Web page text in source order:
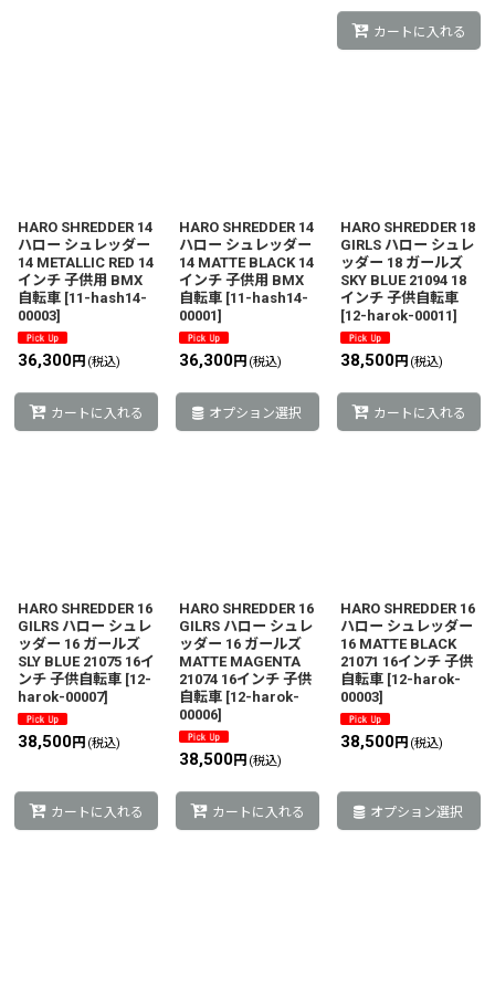
カートに入れる
HARO SHREDDER 14
ハロー シュレッダー
14 METALLIC RED 14
インチ 子供用 BMX
自転車 [11-hash14-
00003]
36,300円 (税込)
カートに入れる
HARO SHREDDER 14
ハロー シュレッダー
14 MATTE BLACK 14
インチ 子供用 BMX
自転車 [11-hash14-
00001]
36,300円 (税込)
オプション選択
HARO SHREDDER 18
GIRLS ハロー シュレ
ッダー 18 ガールズ
SKY BLUE 21094 18
インチ 子供自転車
[12-harok-00011]
38,500円 (税込)
カートに入れる
HARO SHREDDER 16
GILRS ハロー シュレ
ッダー 16 ガールズ
SLY BLUE 21075 16イ
ンチ 子供自転車 [12-
harok-00007]
38,500円 (税込)
カートに入れる
HARO SHREDDER 16
GILRS ハロー シュレ
ッダー 16 ガールズ
MATTE MAGENTA
21074 16インチ 子供
自転車 [12-harok-
00006]
38,500円 (税込)
カートに入れる
HARO SHREDDER 16
ハロー シュレッダー
16 MATTE BLACK
21071 16インチ 子供
自転車 [12-harok-
00003]
38,500円 (税込)
オプション選択